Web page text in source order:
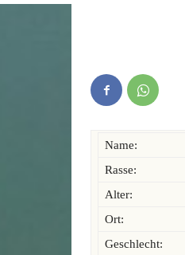
Name:
Rasse:
Alter:
Ort:
Geschlecht: